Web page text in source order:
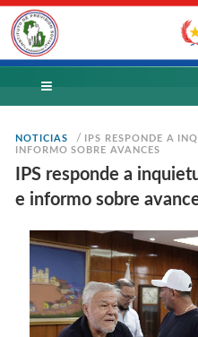
NOTICIAS /
IPS RESPONDE A
INFORMO SOBRE AVANCES
IPS responde a
e informo sobre